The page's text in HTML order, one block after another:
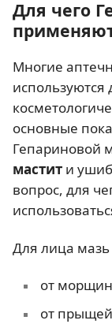
Для чего
Многие
используются
основные
Гепариновой
мастит и
вопрос, для
Для лица мазь
от
от